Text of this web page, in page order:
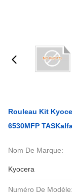
Rouleau Kit
6530MFP
Nom De Marque:
Kyocera
Numéro De Modèle: